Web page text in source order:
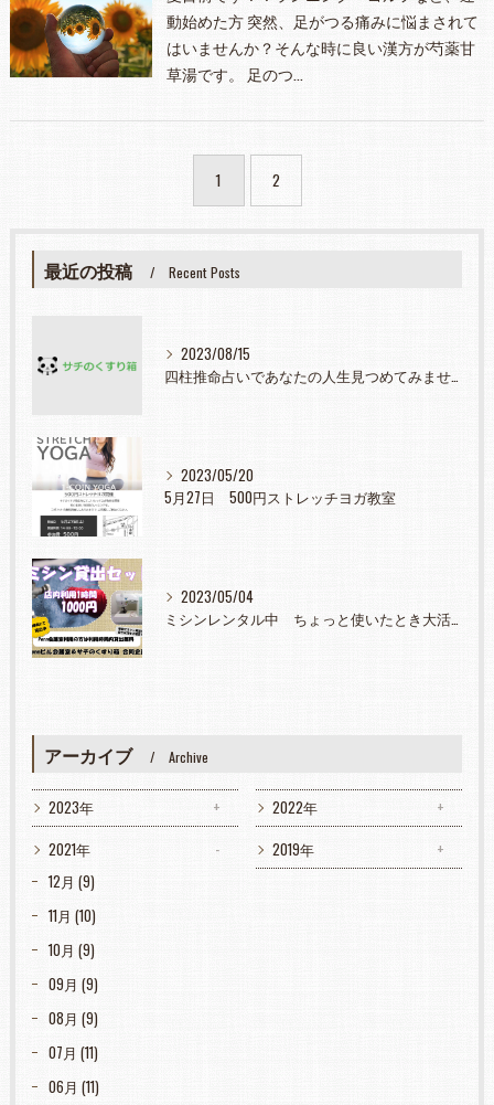
動始めた方 突然、足がつる痛みに悩まされて
はいませんか？そんな時に良い漢方が芍薬甘
草湯です。 足のつ…
1 2
最近の投稿 Recent Posts
2023/08/15
四柱推命占いであなたの人生見つめてみませんか？
2023/05/20
5月27日 500円ストレッチヨガ教室
2023/05/04
ミシンレンタル中 ちょっと使いたとき大活躍
アーカイブ Archive
2023年
2022年
2021年
12月 (9)
11月 (10)
10月 (9)
09月 (9)
08月 (9)
07月 (11)
06月 (11)
2019年